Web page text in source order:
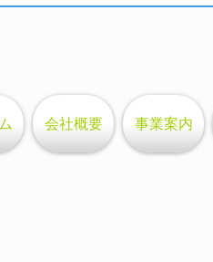
会社概要 事業案内